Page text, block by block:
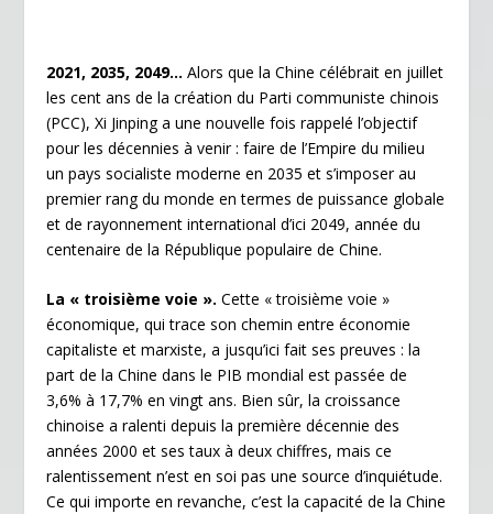
k dl
y
2021, 2035, 2049…Alors que la Chine célébrait en juillet
les cent ans de la création du Parti communiste chinois
(PCC), Xi Jinping a une nouvelle fois rappelé l’objectif
pour les décennies à venir : faire de l’Empire du milieu
un pays socialiste moderne en 2035 et s’imposer au
premier rang du monde en termes de puissance globale
et de rayonnement international d’ici 2049, année du
centenaire de la République populaire de Chine.
La « troisième voie ». Cette « troisième voie »
économique, qui trace son chemin entre économie
capitaliste et marxiste, a jusqu’ici fait ses preuves : la
part de la Chine dans le PIB mondial est passée de
3,6% à 17,7% en vingt ans. Bien sûr, la croissance
chinoise a ralenti depuis la première décennie des
années 2000 et ses taux à deux chiffres, mais ce
ralentissement n’est en soi pas une source d’inquiétude.
Ce qui importe en revanche, c’est la capacité de la Chine